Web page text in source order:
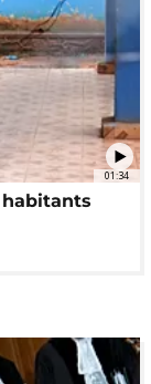
01:34
habitants